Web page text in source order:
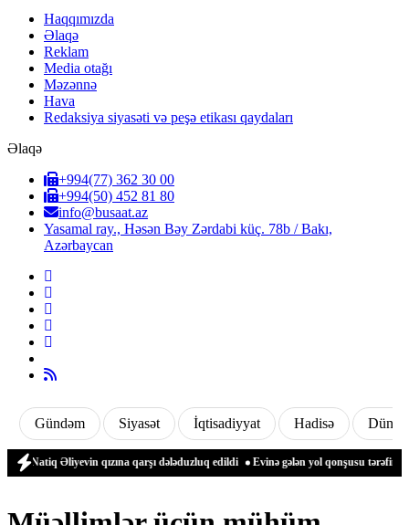
Haqqımızda
Əlaqə
Reklam
Media otağı
Məzənnə
Hava
Redaksiya siyasəti və peşə etikası qaydaları
Əlaqə
+994(77) 362 30 00
+994(50) 452 81 80
info@busaat.az
Yasamal ray., Həsən Bəy Zərdabi küç. 78b / Bakı,
Azərbaycan
Gündəm Siyasət İqtisadiyyat Hadisə Dünya
Əliyevin qızına qarşı dələduzluq edildi Evinə gələn yol qonşusu tərəfindən